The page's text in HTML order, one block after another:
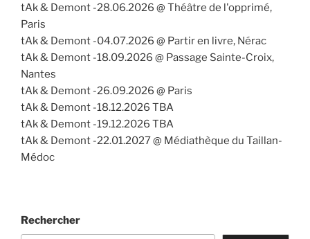
tAk & Demont -28.06.2026 @ Théâtre de l'opprimé,
Paris
tAk & Demont -04.07.2026 @ Partir en livre, Nérac
tAk & Demont -18.09.2026 @ Passage Sainte-Croix,
Nantes
tAk & Demont -26.09.2026 @ Paris
tAk & Demont -18.12.2026 TBA
tAk & Demont -19.12.2026 TBA
tAk & Demont -22.01.2027 @ Médiathèque du Taillan-
Médoc
Rechercher